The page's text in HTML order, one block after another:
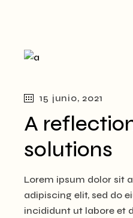
15 junio, 2021
A
solutions
Lorem ipsum dolor sit
adipiscing elit, sed do
incididunt ut labore et